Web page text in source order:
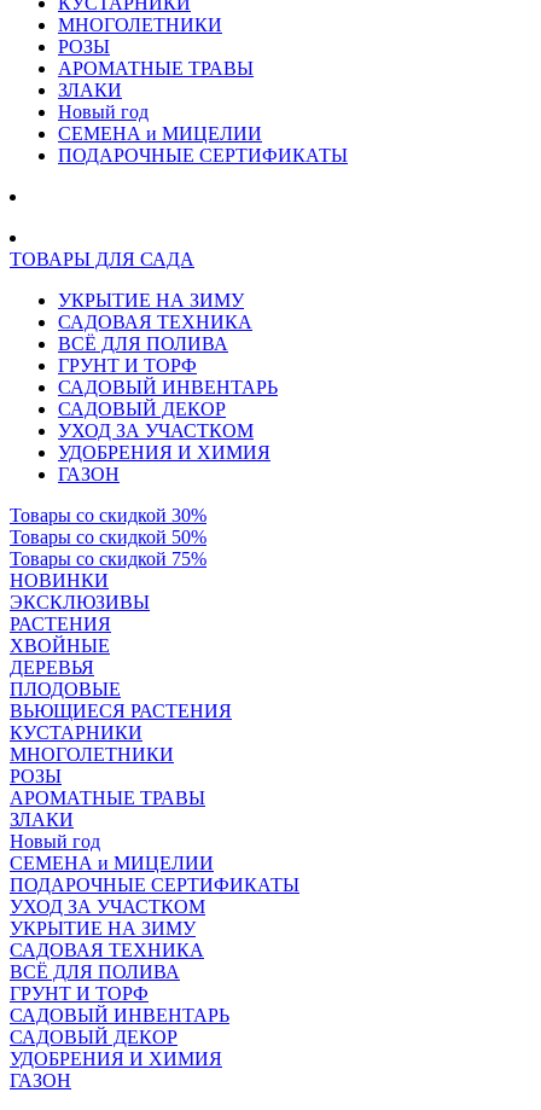
МНОГОЛЕТНИКИ
РОЗЫ
АРОМАТНЫЕ ТРАВЫ
ЗЛАКИ
Новый год
СЕМЕНА и МИЦЕЛИИ
ПОДАРОЧНЫЕ СЕРТИФИКАТЫ
ТОВАРЫ ДЛЯ САДА
УКРЫТИЕ НА ЗИМУ
САДОВАЯ ТЕХНИКА
ВСЁ ДЛЯ ПОЛИВА
ГРУНТ И ТОРФ
САДОВЫЙ ИНВЕНТАРЬ
САДОВЫЙ ДЕКОР
УХОД ЗА УЧАСТКОМ
УДОБРЕНИЯ И ХИМИЯ
ГАЗОН
Товары со скидкой 30%
Товары со скидкой 50%
Товары со скидкой 75%
НОВИНКИ
ЭКСКЛЮЗИВЫ
РАСТЕНИЯ
ХВОЙНЫЕ
ДЕРЕВЬЯ
ПЛОДОВЫЕ
ВЬЮЩИЕСЯ РАСТЕНИЯ
КУСТАРНИКИ
МНОГОЛЕТНИКИ
РОЗЫ
АРОМАТНЫЕ ТРАВЫ
ЗЛАКИ
Новый год
СЕМЕНА и МИЦЕЛИИ
ПОДАРОЧНЫЕ СЕРТИФИКАТЫ
УХОД ЗА УЧАСТКОМ
УКРЫТИЕ НА ЗИМУ
САДОВАЯ ТЕХНИКА
ВСЁ ДЛЯ ПОЛИВА
ГРУНТ И ТОРФ
САДОВЫЙ ИНВЕНТАРЬ
САДОВЫЙ ДЕКОР
УДОБРЕНИЯ И ХИМИЯ
ГАЗОН